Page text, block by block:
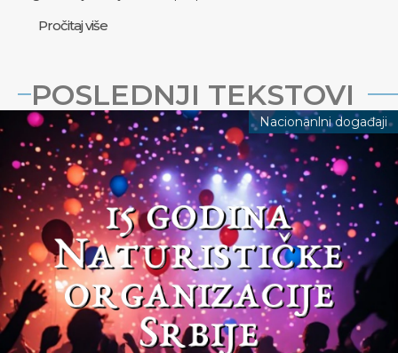
Pročitaj više
POSLEDNJI TEKSTOVI
Nacionanlni događaji